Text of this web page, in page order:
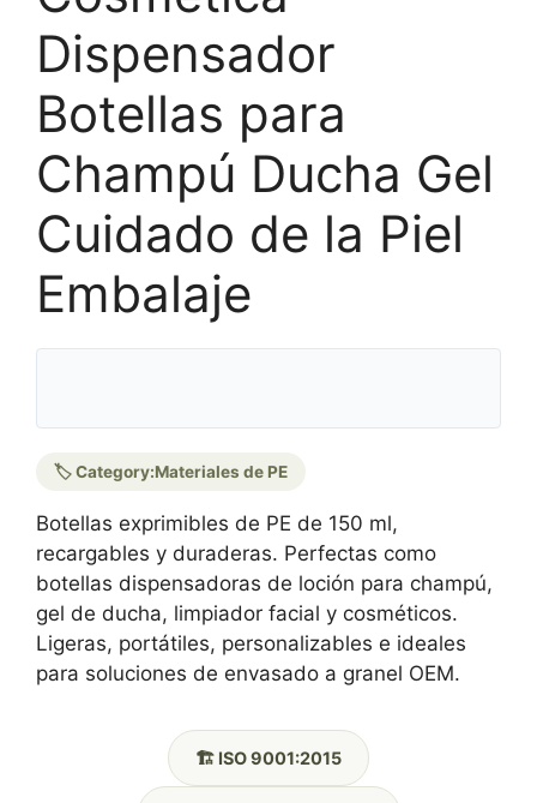
Dispensador
Botellas para
Champú Ducha Gel
Cuidado de la Piel
Embalaje
🏷️ Category:Materiales de PE
Botellas exprimibles de PE de 150 ml,
recargables y duraderas. Perfectas como
botellas dispensadoras de loción para champú,
gel de ducha, limpiador facial y cosméticos.
Ligeras, portátiles, personalizables e ideales
para soluciones de envasado a granel OEM.
🏗️ ISO 9001:2015